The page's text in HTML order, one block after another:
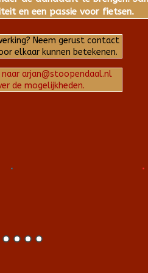
en een passie voor fietsen.
Neem gerust contact
elkaar kunnen betekenen.
arjan@stoopendaal.nl
de mogelijkheden.